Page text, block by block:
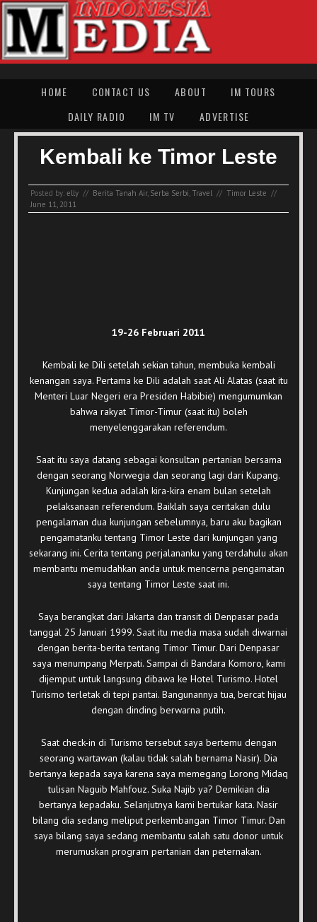
HOME CONTACT US ABOUT
IM TOURS
DAILY RADIO
IM TV ADVERTISE
Kembali ke Timor Leste
Posted by: elly // Berita Tanah Air, Serba Serbi Travel // Timor Leste //
June 11, 2011
19-26 Februari 2011
Kembali ke Dili setelah sekian tahun, membuka kembali
kenangan saya. Pertama ke Dili adalah saat Ali Alatas (saat itu
Menteri Luar Negeri era Presiden Habibie) mengumumkan
bahwa rakyat Timor-Timur (saat itu) boleh
menyelenggarakan referendum.
Saat itu saya datang sebagai konsultan pertanian bersama
dengan seorang Norwegia dan seorang lagi dari Kupang.
Kunjungan kedua adalah kira-kira enam bulan setelah
pelaksanaan referendum. Baiklah saya ceritakan dulu
pengalaman dua kunjungan sebelumnya, baru aku bagikan
pengamatanku tentang Timor Leste dari kunjungan yang
sekarang ini. Cerita tentang perjalananku yang terdahulu akan
membantu memudahkan anda untuk mencerna pengamatan
saya tentang Timor Leste saat ini.
Saya berangkat dari Jakarta dan transit di Denpasar pada
tanggal 25 Januari 1999. Saat itu media masa sudah diwarnai
dengan berita-berita tentang Timor Timur. Dari Denpasar
saya menumpang Merpati. Sampai di Bandara Komoro, kami
dijemput untuk langsung dibawa ke Hotel Turismo. Hotel
Turismo terletak di tepi pantai. Bangunannya tua, bercat hijau
dengan dinding berwarna putih.
Saat check-in di Turismo tersebut saya bertemu dengan
seorang wartawan (kalau tidak salah bernama Nasir). Dia
bertanya kepada saya karena saya memegang Lorong Midaq
tulisan Naguib Mahfouz. Suka Najib ya? Demikian dia
bertanya kepadaku. Selanjutnya kami bertukar kata. Nasir
bilang dia sedang meliput perkembangan Timor Timur. Dan
saya bilang saya sedang membantu salah satu donor untuk
merumuskan program pertanian dan peternakan.